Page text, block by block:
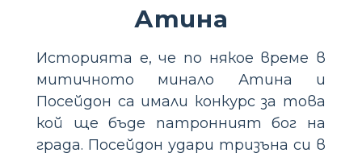
Атина
Историята е, че по някое време в
митичното минало Атина и
Посейдон са имали конкурс за това
кой ще бъде патронният бог на
града. Посейдон удари тризъна си в